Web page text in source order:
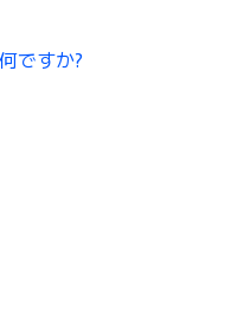
ですか?